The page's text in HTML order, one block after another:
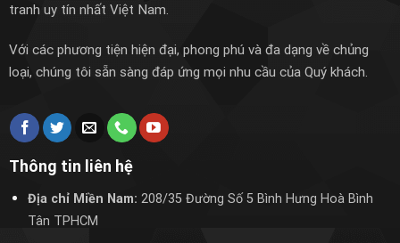
tranh uy tín nhất Việt Nam.
Với các phương tiện hiện đại, phong phú và đa dạng về chủng
loại, chúng tôi sẵn sàng đáp ứng mọi nhu cầu của Quý khách.
Thông tin liên hệ
Địa chỉ Miền Nam: 208/35 Đường Số 5 Bình Hưng Hoà Bình
Tân TPHCM